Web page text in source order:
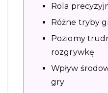
Rola
Różne tryby
Poziomy
rozgrywkę
Wpływ
gry